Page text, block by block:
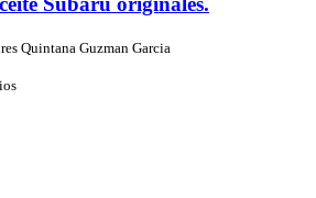
Quintana Guzman Garcia